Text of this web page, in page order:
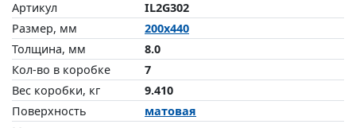
Артикул
IL2G302
Размер, мм
200x440
Толщина, мм
8.0
Кол-во в коробке
7
Вес коробки, кг
9.410
Поверхность
матовая